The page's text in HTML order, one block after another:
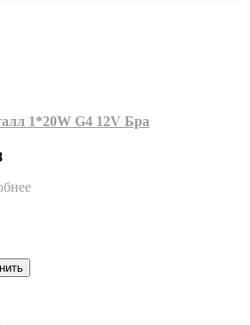
1*20W G4 12V Бра